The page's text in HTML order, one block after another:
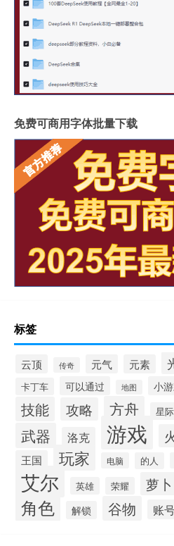
免费可商用字体批量下载
标签
云顶 传奇 元气 元素
卡丁车 可以通过 地图 小
技能 攻略 方舟 星
武器 洛克 游戏
王国 玩家 电脑 的人
艾尔 英雄 荣耀 萝卜
角色 解锁 谷物 账